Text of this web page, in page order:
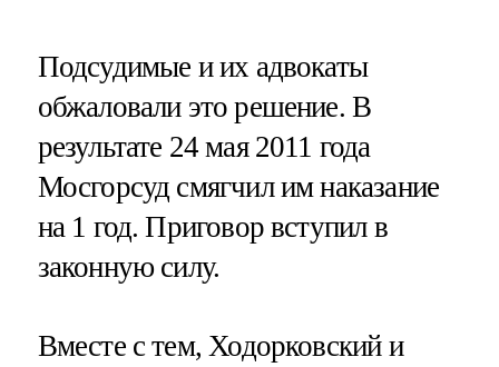
Подсудимые и их адвокаты
обжаловали это решение. В
результате 24 мая 2011 года
Мосгорсуд смягчил им наказание
на 1 год. Приговор вступил в
законную силу.
Вместе с тем, Ходорковский и